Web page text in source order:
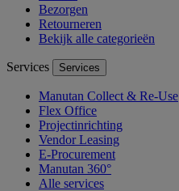
Bezorgen
Retourneren
Bekijk alle categorieën
Services Services
Manutan Collect & Re-Use
Flex Office
Projectinrichting
Vendor Leasing
E-Procurement
Manutan 360°
Alle services